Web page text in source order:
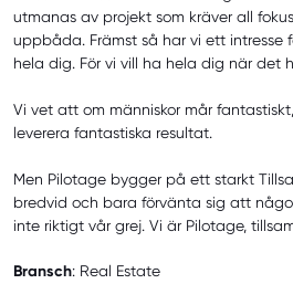
utmanas av projekt som kräver all
uppbåda. Främst så har vi ett intresse
hela dig. För vi vill ha hela dig när det
Vi vet att om människor mår
leverera fantastiska resultat.
Men Pilotage bygger på ett starkt
bredvid och bara förvänta sig att
inte riktigt vår grej. Vi är Pilotage,
Bransch: Real Estate